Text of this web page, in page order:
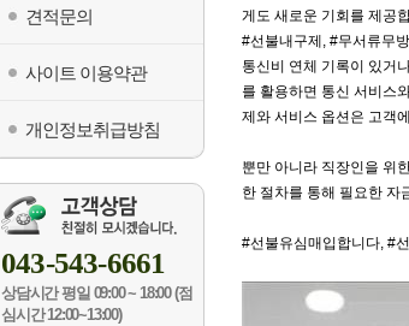
견적문의
사이트 이용약관
개인정보취급방침
043-543-6661
상담시간 평일 09:00 ~ 18:00 (점
심시간 12:00~13:00)
게도 새로운 기회를 제공
#선불내구제 , #무서류무
통신비 연체 기록이 있거
를 활용하면 통신 서비스
제와 서비스 옵션은 고객
뿐만 아니라 직장인을 위
한 절차를 통해 필요한 자
#선불유심매입합니다, #